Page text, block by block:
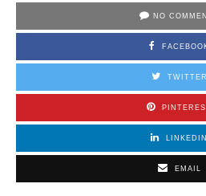
NO
TWITTER
LINKEDIN
EMAIL